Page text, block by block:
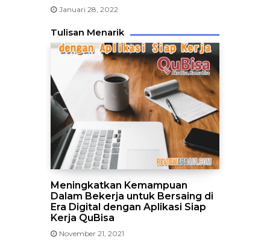
Januari 28, 2022
Tulisan Menarik
Meningkatkan Kemampuan
Dalam Bekerja untuk Bersaing di
Era Digital dengan Aplikasi Siap
Kerja QuBisa
November 21, 2021